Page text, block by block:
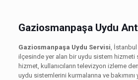
Gaziosmanpaşa Uydu
Gaziosmanpaşa Uydu Servisi,
ilçesinde yer alan bir uydu sistem hizmeti
hizmet, kullanıcıların televizyon izleme
uydu sistemlerini kurmalarına ve